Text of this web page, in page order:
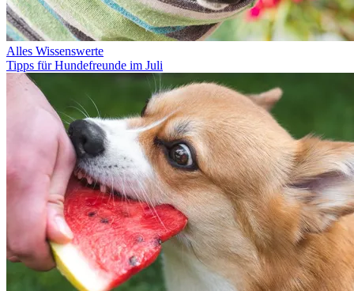
Alles Wissenswerte
Tipps für Hundefreunde im Juli